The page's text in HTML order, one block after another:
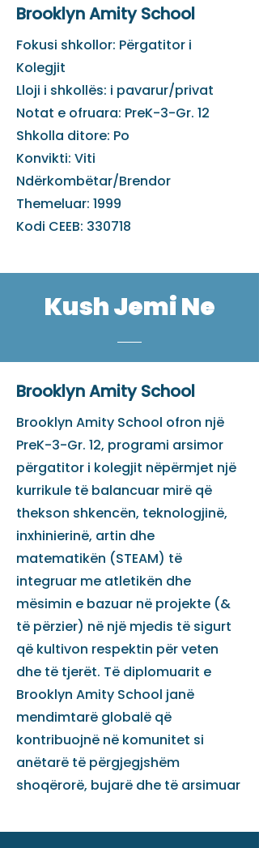
Brooklyn Amity School
Fokusi shkollor: Përgatitor i
Kolegjit
Lloji i shkollës: i pavarur/privat
Notat e ofruara: PreK-3-Gr. 12
Shkolla ditore: Po
Konvikti: Viti
Ndërkombëtar/Brendor
Themeluar: 1999
Kodi CEEB: 330718
Kush Jemi Ne
Brooklyn Amity School
Brooklyn Amity School ofron një
PreK-3-Gr. 12, programi arsimor
përgatitor i kolegjit nëpërmjet një
kurrikule të balancuar mirë që
thekson shkencën, teknologjinë,
inxhinierinë, artin dhe
matematikën (STEAM) të
integruar me atletikën dhe
mësimin e bazuar në projekte (&
të përzier) në një mjedis të sigurt
që kultivon respektin për veten
dhe të tjerët. Të diplomuarit e
Brooklyn Amity School janë
mendimtarë globalë që
kontribuojnë në komunitet si
anëtarë të përgjegjshëm
shoqërorë, bujarë dhe të arsimuar